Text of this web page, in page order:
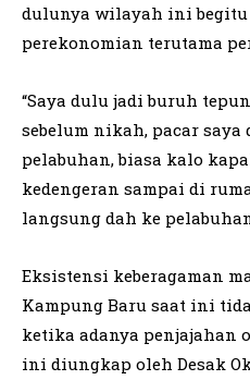
dulunya wilayah ini begitu
perekonomian terutama
“Saya dulu jadi buruh
sebelum nikah, pacar
pelabuhan, biasa kalo
kedengeran sampai di
langsung dah ke
Eksistensi keberagaman
Kampung Baru saat ini
ketika adanya penjajahan
ini diungkap oleh Desak